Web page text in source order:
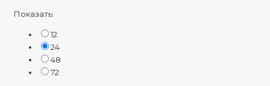
Показать:
12
24
48
72